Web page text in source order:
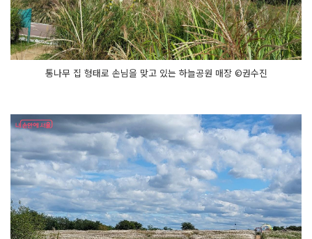
통나무 집 형태로 손님을 맞고 있는 하늘공원 매장 ©권수진